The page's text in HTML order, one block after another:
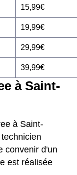
15,99€
19,99€
29,99€
39,99€
à Saint-
à Saint-
convenir d'un
est réalisée